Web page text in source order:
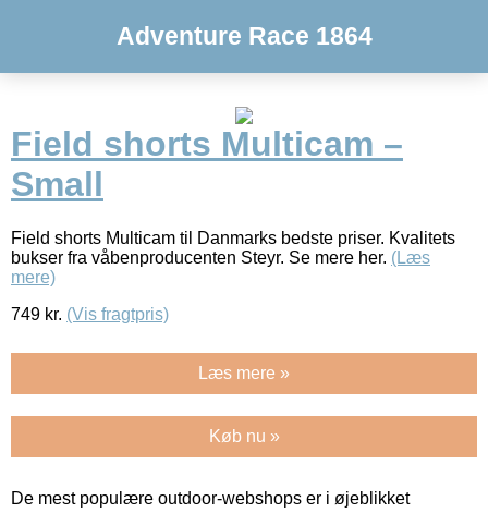
Adventure Race 1864
Field shorts Multicam –
Small
Field shorts Multicam til Danmarks bedste priser. Kvalitets
bukser fra våbenproducenten Steyr. Se mere her. (Læs
mere)
749 kr. (Vis fragtpris)
Læs mere »
Køb nu »
De mest populære outdoor-webshops er i øjeblikket